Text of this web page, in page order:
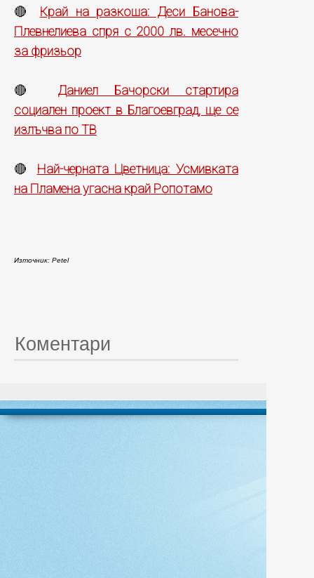
🔴 Край на разкоша: Деси Банова-
Плевнелиева спря с 2000 лв. месечно
за фризьор
🔴 Даниел Бачорски стартира
социален проект в Благоевград, ще се
излъчва по ТВ
🔴 Най-черната Цветница: Усмивката
на Пламена угасна край Ропотамо
Източник: Petel
Коментари